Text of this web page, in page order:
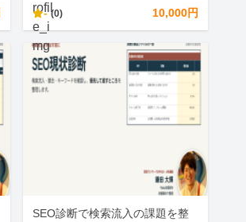
- (0) 10,000円
SEO診断で検索流入の課題を整